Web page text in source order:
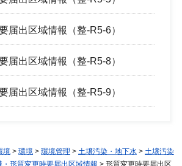
届出区域情報（整-R5-6）
届出区域情報（整-R5-8）
届出区域情報（整-R5-9）
境 > 環境 > 環境管理 > 土壌汚染・地下水 > 土壌汚染
形質変更時要届出区域情報 > 形質変更時要届出区